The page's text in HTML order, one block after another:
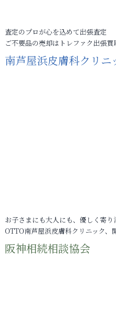
査定のプロが心を込めて出張査定
ご不要品の売却はトレファク出張買
南芦屋浜皮膚科クリニ
お子さまにも大人にも、優しく寄り
OTTO南芦屋浜皮膚科クリニック、
阪神相続相談協会